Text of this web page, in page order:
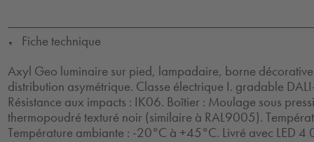
▼
Fiche technique
Axyl Geo luminaire sur pied, lampadaire, borne décorative
distribution asymétrique. Classe électrique I. gradable
Résistance aux impacts : IK06. Boîtier : Moulage sous
thermopoudré texturé noir (similaire à RAL9005).
Température ambiante : -20°C à +45°C. Livré avec LED 4